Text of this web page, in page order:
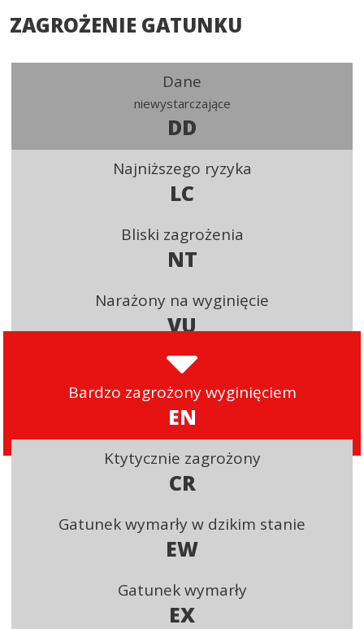
ZAGROŻENIE GATUNKU
Dane
niewystarczające
DD
Najniższego ryzyka
LC
Bliski zagrożenia
NT
Narażony na wyginięcie
VU
Bardzo zagrożony wyginięciem
EN
Ktytycznie zagrożony
CR
Gatunek wymarły w dzikim stanie
EW
Gatunek wymarły
EX